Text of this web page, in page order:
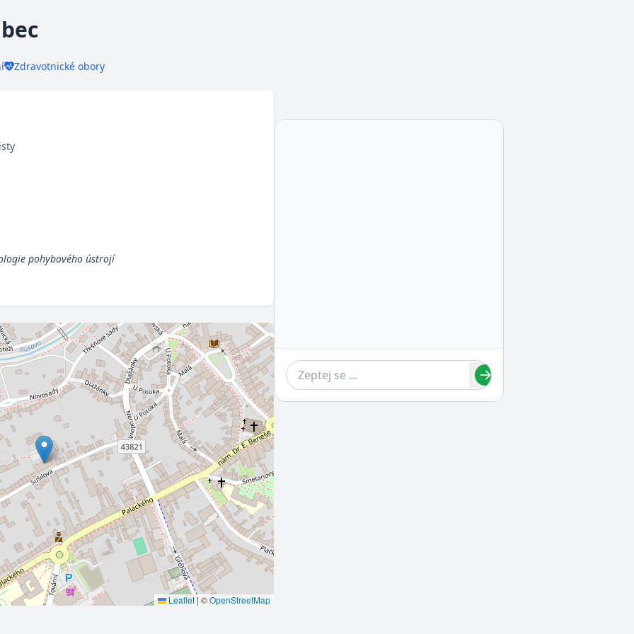
Zdravotnické obory
pohybového ústrojí
Leaflet |©OpenStreetMap